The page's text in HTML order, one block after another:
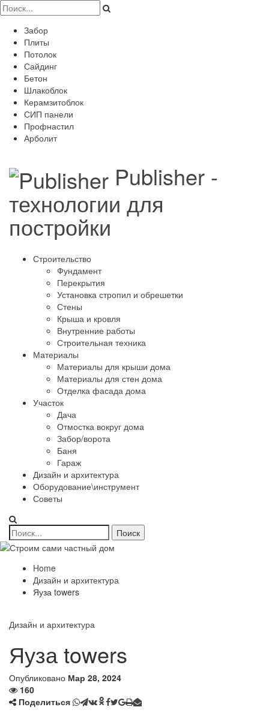
Забор
Плиты
Потолок
Сайдинг
Бетон
Шлакоблок
Керамзитоблок
СИП панели
Профнастил
Арболит
Publisher -
технологии для
постройки
Строительство
Фундамент
Перекрытия
Установка стропил и обрешетки
Стены
Крыша и кровля
Внутренние работы
Строительная техника
Материалы
Материалы для крыши дома
Материалы для стен дома
Отделка фасада дома
Участок
Дача
Отмостка вокруг дома
Забор/ворота
Баня
Гараж
Дизайн и архитектура
Оборудование\инструмент
Советы
Home
Дизайн и архитектура
Яуза towers
Дизайн и архитектура
Яуза towers
Опубликовано Мар 28, 2024
160
Поделиться